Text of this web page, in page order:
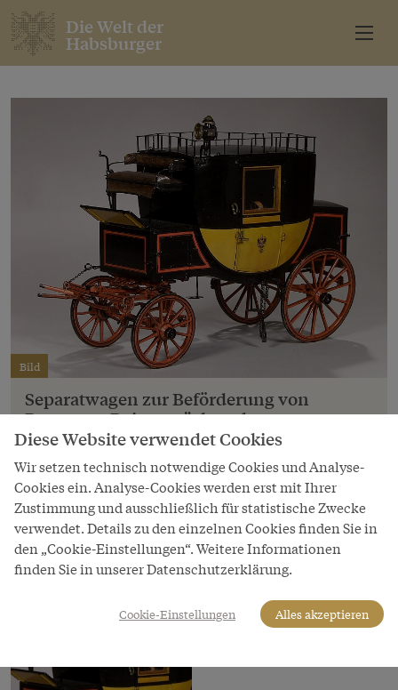
Die Welt der
Habsburger
Bild
Separatwagen zur Beförderung von
Personen, Reisegepäck und
Postsendungen, 19. Jahrhundert
Copyright
Technisches Museum Wien
LeihgeberIn
Technisches Museum Wien
Diese Website verwendet Cookies
Wir setzen technisch notwendige Cookies und Analyse-
Cookies ein. Analyse-Cookies werden erst mit Ihrer
Zustimmung und ausschließlich für statistische Zwecke
verwendet. Details zu den einzelnen Cookies finden Sie in
den „Cookie-Einstellungen“. Weitere Informationen
finden Sie in unserer Datenschutzerklärung.
Cookie-Einstellungen Alles akzeptieren